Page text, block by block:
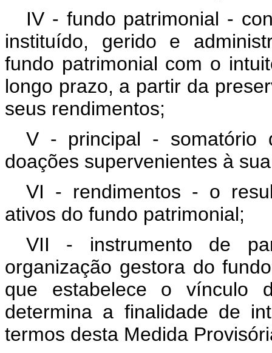
IV - fundo patrimonial -
instituído, gerido e
fundo patrimonial com o
longo prazo, a partir da
seus rendimentos;
V - principal - somatório
doações supervenientes à
VI - rendimentos - o
ativos do fundo patrimonial;
VII - instrumento de
organização gestora do
que estabelece o vínculo
determina a finalidade de
termos desta Medida